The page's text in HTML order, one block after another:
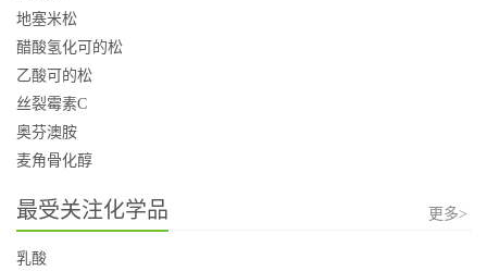
地塞米松
醋酸氢化可的松
乙酸可的松
丝裂霉素C
奥芬澳胺
麦角骨化醇
最受关注化学品 更多>
乳酸